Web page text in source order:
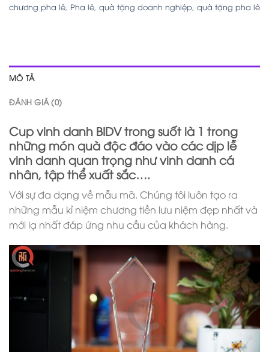
chương pha lê, Pha lê, quà tặng doanh nghiệp, quà tặng pha lê
MÔ TẢ
ĐÁNH GIÁ (0)
Cup vinh danh BIDV trong suốt là 1 trong
những món quà độc đáo vào các dịp lễ
vinh danh quan trọng như vinh danh cá
nhân, tập thể xuất sắc….
Với sự đa dạng về mẫu mã. Chúng tôi luôn tạo ra
những mẫu kỉ niệm chương tiền lưu niệm đẹp nhất và
mới lạ nhất đáp ứng nhu cầu của khách hàng.